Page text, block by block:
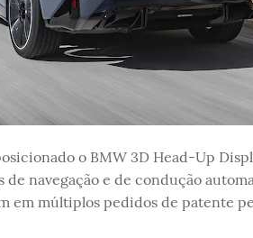
o BMW 3D Head-Up
navegação e de condução
em múltiplos pedidos de patente